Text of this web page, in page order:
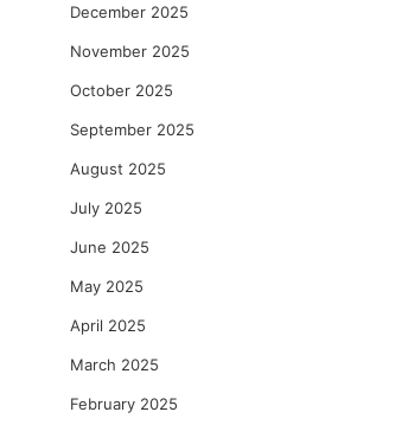
December 2025
November 2025
October 2025
September 2025
August 2025
July 2025
June 2025
May 2025
April 2025
March 2025
February 2025